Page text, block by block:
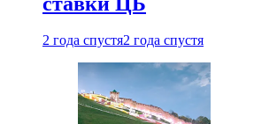
2 года спустя2 года спустя